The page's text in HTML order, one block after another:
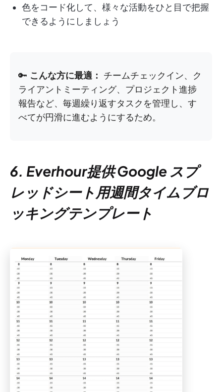
色をコード化して、様々な活動をひと目で把握
できるようにしましょう
🔑 こんな方に最適：
チームチェックイン、ク
ライアントミーティング、プロジェクト進捗
報告など、毎週繰り返すタスクを管理し、す
べてが円滑に進むようにするため。
6. Everhour提供 Google スプ
レッドシート用週間タイムブロ
ッキングテンプレート